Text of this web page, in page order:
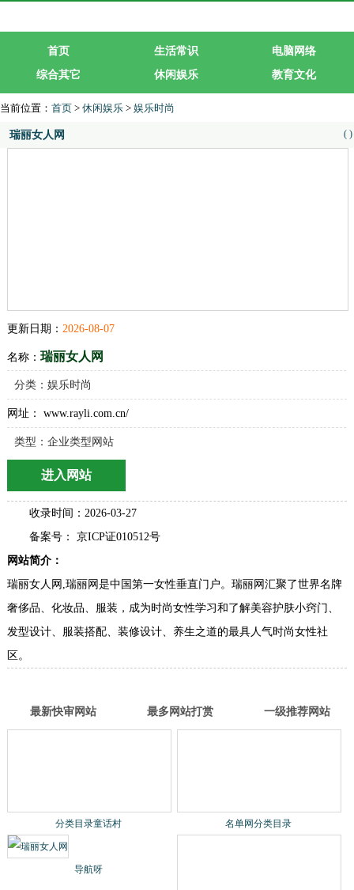
首页 生活常识
电脑网络
综合其它
休闲娱乐
教育文化
当前位置： 首页 > 休闲娱乐 > 娱乐时尚
瑞丽女人网 ( )
更新日期： 2026-08-07
名称： 瑞丽女人网
分类： 娱乐时尚
网址： www.rayli.com.cn/
类型：企业类型网站
进入网站
收录时间：2026-03-27
备案号： 京ICP证010512号
网站简介：
瑞丽女人网,瑞丽网是中国第一女性垂直门户。瑞丽网汇聚了世界名牌
奢侈品、化妆品、服装，成为时尚女性学习和了解美容护肤小窍门、
发型设计、服装搭配、装修设计、养生之道的最具人气时尚女性社
区。
最新快审网站 最多网站打赏 一级推荐网站
分类目录童话村 名单网分类目录